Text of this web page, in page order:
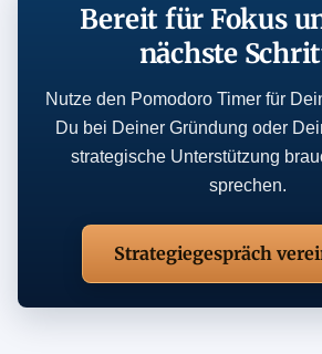
Bereit für Fokus
nächste
Nutze den Pomodoro Timer für
Du bei Deiner Gründung oder
strategische Unterstützung
sprechen.
Strategiegespräch